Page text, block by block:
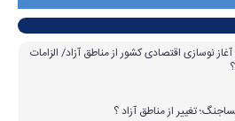
نوسازی اقتصادی کشور از مناطق آزاد/ الزامات
تغییر از مناطق آزاد ؟